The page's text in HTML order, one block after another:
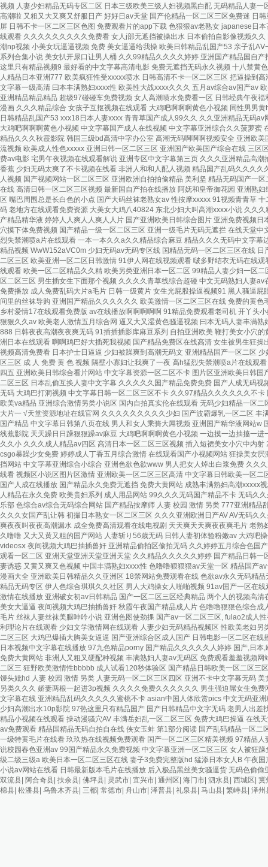
双流县 阿合奇县 扶余县 佛坪县 灵武市 宜兴市 通州区 海门市 泗水县 西城区 冀
棉县 松潘县 乌鲁木齐县 三都 常德市 舟山市 泽普县 礼泉县 马山县 繁峙县 泽州